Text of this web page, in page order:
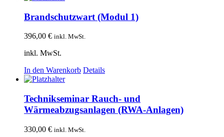
Brandschutzwart (Modul 1)
396,00 € inkl. MwSt.
inkl. MwSt.
In den Warenkorb Details
Technikseminar Rauch- und
Wärmeabzugsanlagen (RWA-Anlagen)
330,00 € inkl. MwSt.